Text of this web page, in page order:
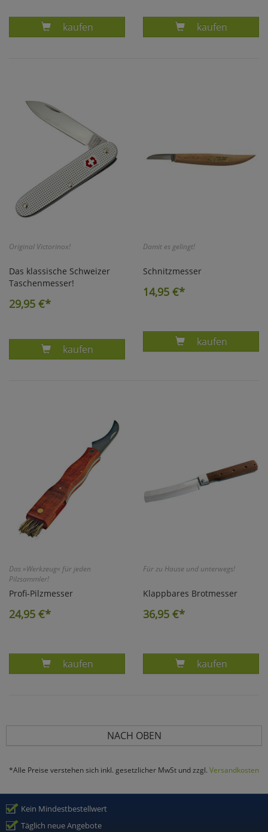
Produkt TASCHENMESSER SPARTAN
kaufen Produkt
kaufen
Original Victorinox!
Das klassische Schweizer
Taschenmesser!
29,95 €*
Produkt SCHWEIZER TASCHENMESSER
kaufen
Damit es gelingt!
Schnitzmesser
14,95 €*
Produkt
kaufen
Das »Werkzeug« für jeden
Pilzsammler!
Profi-Pilzmesser
24,95 €*
Produkt PILZMESSER
kaufen
Für zu Hause und unterwegs!
Klappbares Brotmesser
36,95 €*
Produkt
kaufen
NACH OBEN
*Alle Preise verstehen sich inkl. gesetzlicher MwSt und zzgl. Versandkosten
Kein Mindestbestellwert
Täglich neue Angebote